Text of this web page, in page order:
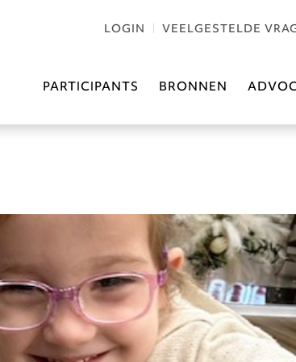
LOGIN VEELGESTELDE
PARTICIPANTS BRONNEN